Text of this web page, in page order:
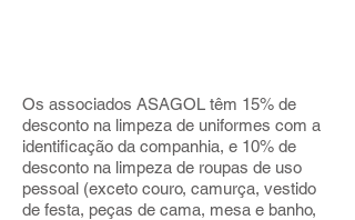
Os associados ASAGOL têm 15% de
desconto na limpeza de uniformes com a
identificação da companhia, e 10% de
desconto na limpeza de roupas de uso
pessoal (exceto couro, camurça, vestido
de festa, peças de cama, mesa e banho,